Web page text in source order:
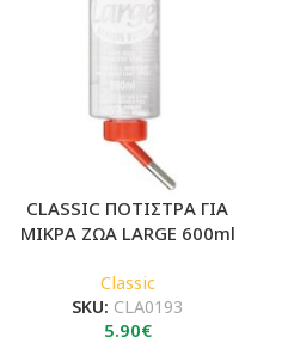
CLASSIC ΠΟΤΙΣΤΡΑ ΓΙΑ
ΜΙΚΡΑ ΖΩΑ LARGE 600ml
Classic
SKU: CLA0193
5.90€